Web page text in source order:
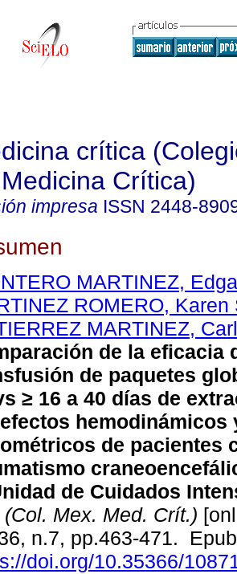
crítica
Crítica)
impresa ISSN 2448-
MARTINEZ,
ROMERO, Karen
MARTINEZ,
de la eficacia
de paquetes
≥ 16 a 40 días de
hemodinámicos
de pacientes
de Cuidados
Mex. Med. Crít.)
n.7, pp.463-471.
doi.org/10.35366/